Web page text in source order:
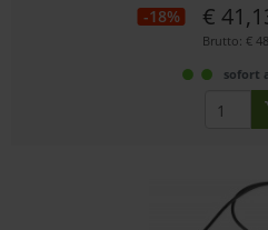
-18% €
Brutto: €
sofort